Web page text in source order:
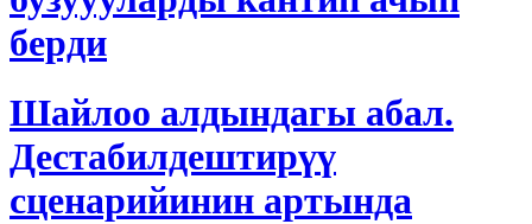
берди
Шайлоо алдындагы абал.
Дестабилдештирүү
сценарийинин артында